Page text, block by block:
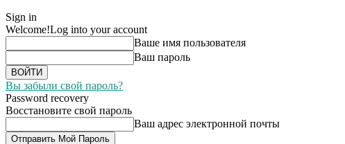
Sign in
Welcome!Log into your account
Ваше имя пользователя
Ваш пароль
Вы забыли свой пароль?
Password recovery
Восстановите свой пароль
Ваш адрес электронной почты